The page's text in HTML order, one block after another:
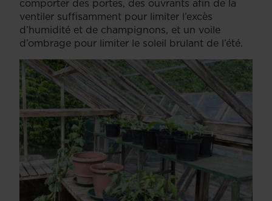
comporter des portes, des ouvrants afin de la
ventiler suffisamment pour limiter l’excès
d’humidité et de champignons, et un voile
d’ombrage pour limiter le soleil brulant de l’été.